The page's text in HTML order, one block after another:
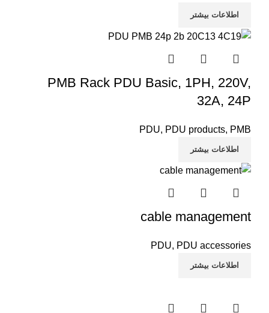
اطلاعات بیشتر
PMB Rack PDU Basic, 1PH, 220V,
32A, 24P
PDU, PDU products, PMB
اطلاعات بیشتر
cable management
PDU, PDU accessories
اطلاعات بیشتر